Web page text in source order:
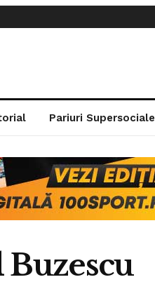
Pariuri Supersociale
Buzescu